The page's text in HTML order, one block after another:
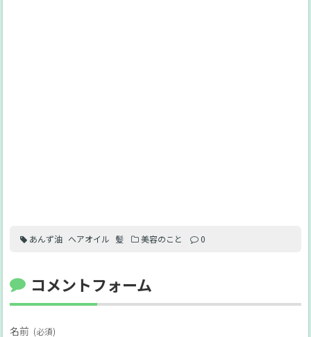
あんず油 ヘアオイル 髪 美容のこと 0
コメントフォーム
名前 (必須)